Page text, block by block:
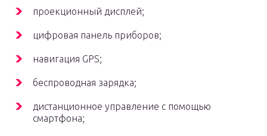
проекционный дисплей;
цифровая панель приборов;
навигация GPS;
беспроводная зарядка;
дистанционное управление с помощью
смартфона;